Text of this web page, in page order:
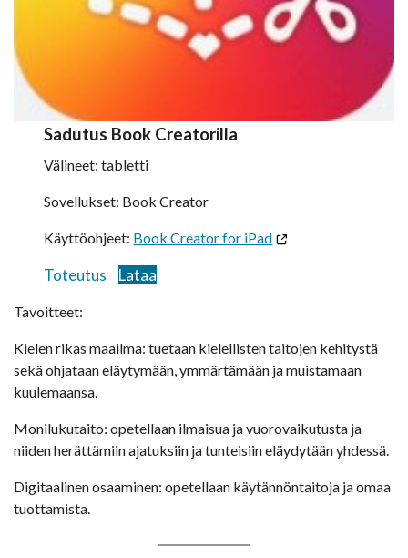
Sadutus Book Creatorilla
Välineet: tabletti
Sovellukset: Book Creator
Käyttöohjeet: Book Creator for iPad
Toteutus Lataa
Tavoitteet:
Kielen rikas maailma: tuetaan kielellisten taitojen kehitystä
sekä ohjataan eläytymään, ymmärtämään ja muistamaan
kuulemaansa.
Monilukutaito: opetellaan ilmaisua ja vuorovaikutusta ja
niiden herättämiin ajatuksiin ja tunteisiin eläydytään yhdessä.
Digitaalinen osaaminen: opetellaan käytännöntaitoja ja omaa
tuottamista.